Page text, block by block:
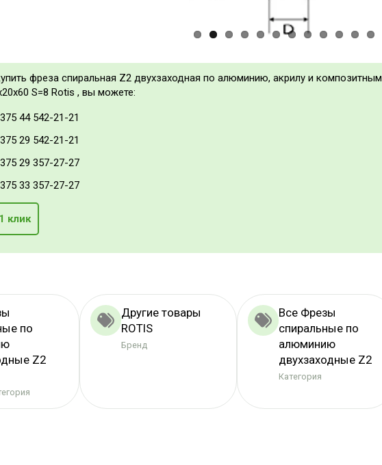
фреза спиральная Z2 двухзаходная по алюминию, акрилу и композитным
S=8 Rotis , вы можете:
44 542-21-21
29 542-21-21
29 357-27-27
33 357-27-27
клик
по
Z2
Другие товары
ROTIS
Бренд
Все Фрезы
спиральные по
алюминию
двухзаходные Z2
Категория